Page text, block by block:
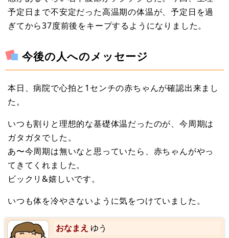
予定日まで不安定だった高温期の体温が、予定日を過
ぎてから37度前後をキープするようになりました。
今後の人へのメッセージ
本日、病院で心拍と1センチの赤ちゃんが確認出来まし
た。
いつも割りと理想的な基礎体温だったのが、今周期は
ガタガタでした。
あ〜今周期は無いなと思っていたら、赤ちゃんがやっ
てきてくれました。
ビックリ&嬉しいです。
いつも体を冷やさないように気をつけていました。
おなまえ ゆう